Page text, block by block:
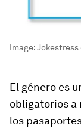
Image:Jokestress
El género es
obligatorios a
los